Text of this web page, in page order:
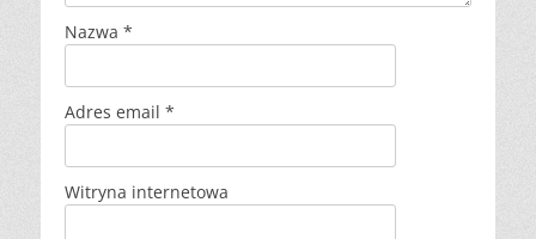
Nazwa *
Adres email *
Witryna internetowa